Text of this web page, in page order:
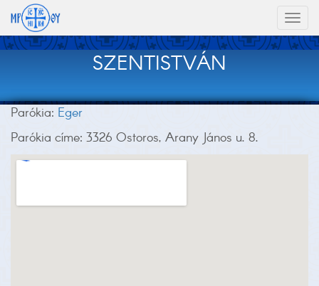
SZENTISTVÁN
Parókia: Eger
Parókia címe: 3326 Ostoros, Arany János u. 8.